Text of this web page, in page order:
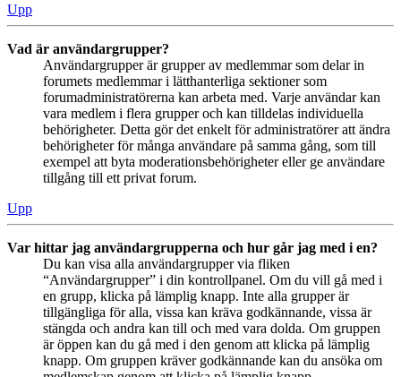
Upp
Vad är användargrupper?
Användargrupper är grupper av medlemmar som delar in
forumets medlemmar i lätthanterliga sektioner som
forumadministratörerna kan arbeta med. Varje användar kan
vara medlem i flera grupper och kan tilldelas individuella
behörigheter. Detta gör det enkelt för administratörer att ändra
behörigheter för många användare på samma gång, som till
exempel att byta moderationsbehörigheter eller ge användare
tillgång till ett privat forum.
Upp
Var hittar jag användargrupperna och hur går jag med i en?
Du kan visa alla användargrupper via fliken
“Användargrupper” i din kontrollpanel. Om du vill gå med i
en grupp, klicka på lämplig knapp. Inte alla grupper är
tillgängliga för alla, vissa kan kräva godkännande, vissa är
stängda och andra kan till och med vara dolda. Om gruppen
är öppen kan du gå med i den genom att klicka på lämplig
knapp. Om gruppen kräver godkännande kan du ansöka om